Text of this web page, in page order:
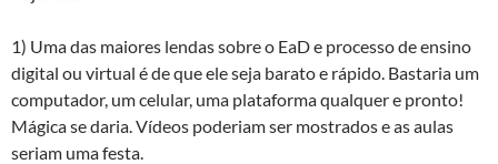
1) Uma das maiores lendas sobre o EaD e processo de ensino
digital ou virtual é de que ele seja barato e rápido. Bastaria um
computador, um celular, uma plataforma qualquer e pronto!
Mágica se daria. Vídeos poderiam ser mostrados e as aulas
seriam uma festa.